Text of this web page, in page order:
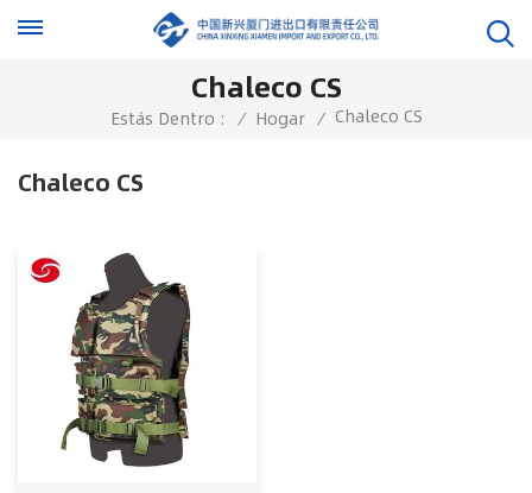
Chaleco CS
Estás Dentro : / Hogar / Chaleco CS
Chaleco CS